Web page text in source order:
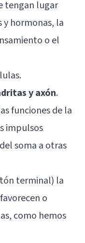
tengan lugar
y hormonas, la
o el
y axón.
funciones de la
impulsos
soma a otras
terminal) la
o
como hemos